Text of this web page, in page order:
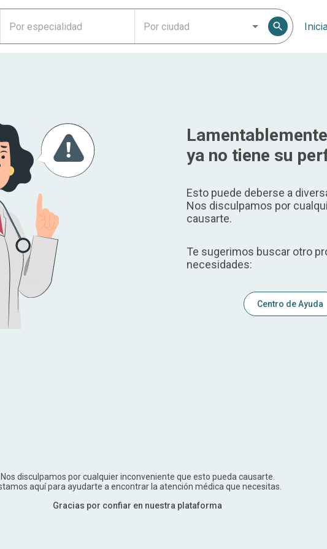
ya no tiene su
Esto puede deberse a
Nos disculpamos por
causarte.
Te sugerimos buscar otro
necesidades:
Centro de Ayuda
Nos disculpamos por cualquier inconveniente que esto pueda causarte.
aquí para ayudarte a encontrar la atención médica que necesitas.
Gracias por confiar en nuestra plataforma